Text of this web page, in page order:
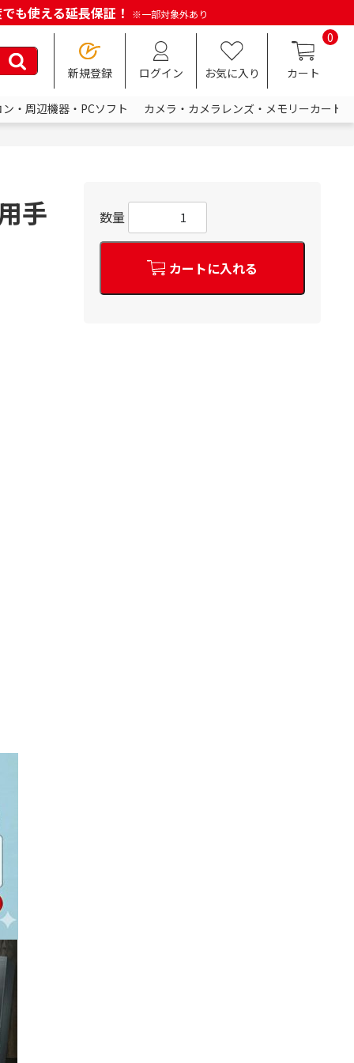
も使える延長保証！ ※一部対象外あり
新規登録 ログイン お気に入り
0
カート
・周辺機器・PCソフト カメラ・カメラレンズ・メモリーカード
手 数量
カートに入れる